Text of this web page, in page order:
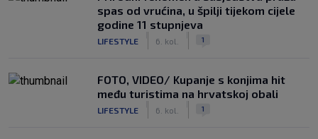
spas od vrućina, u špilji tijekom cijele
godine 11 stupnjeva
LIFESTYLE 6. kol. 1
FOTO, VIDEO/ Kupanje s konjima hit
među turistima na hrvatskoj obali
LIFESTYLE 6. kol. 1